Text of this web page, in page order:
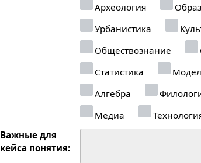
Археология
Урбанистика
Обществознание
Статистика
Алгебра
Медиа
Важные для
кейса понятия: